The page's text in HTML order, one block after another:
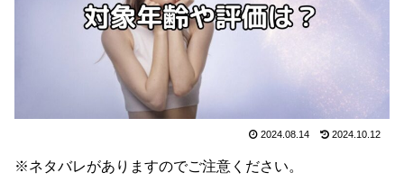
2024.08.14 2024.10.12
※ネタバレがありますのでご注意ください。